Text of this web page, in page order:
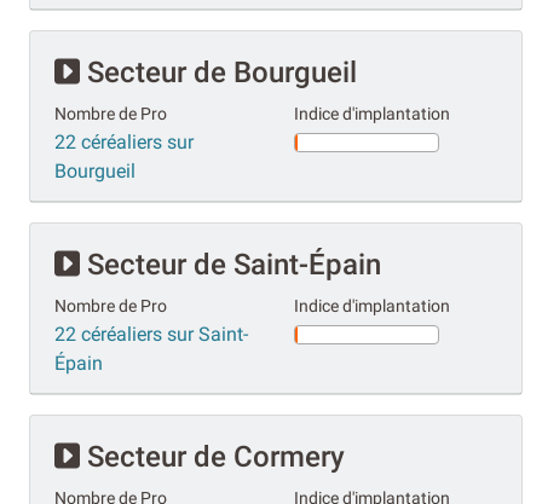
Secteur de Bourgueil
Nombre de Pro
22 céréaliers sur
Bourgueil
Indice d'implantation
Secteur de Saint-Épain
Nombre de Pro
22 céréaliers sur Saint-
Épain
Indice d'implantation
Secteur de Cormery
Nombre de Pro Indice d'implantation